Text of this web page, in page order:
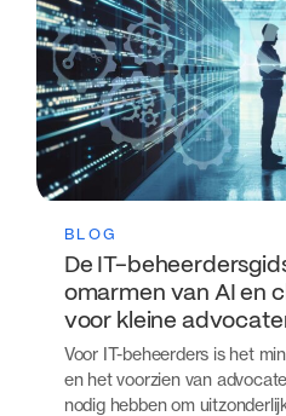
BLOG
De IT-
omarmen van AI en
voor kleine
Voor IT-beheerders is het
en het voorzien van
nodig hebben om